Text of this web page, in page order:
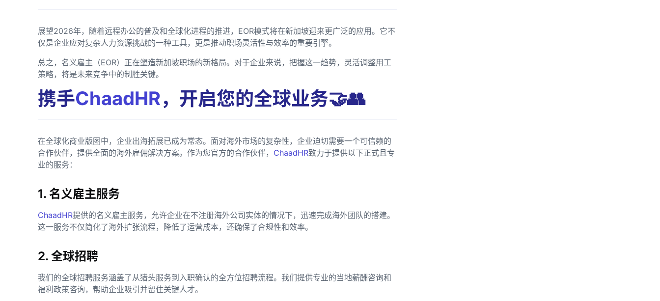
展望2026年，随着远程办公的普及和全球化进程的推进，EOR模式将在新加坡迎来更广泛的应用。它不
仅是企业应对复杂人力资源挑战的一种工具，更是推动职场灵活性与效率的重要引擎。
总之，名义雇主（EOR）正在塑造新加坡职场的新格局。对于企业来说，把握这一趋势，灵活调整用工
策略，将是未来竞争中的制胜关键。
携手ChaadHR，开启您的全球业务🤝👥
在全球化商业版图中，企业出海拓展已成为常态。面对海外市场的复杂性，企业迫切需要一个可信赖的
合作伙伴，提供全面的海外雇佣解决方案。作为您官方的合作伙伴， ChaadHR致力于提供以下正式且专
业的服务：
1. 名义雇主服务
ChaadHR提供的名义雇主服务，允许企业在不注册海外公司实体的情况下，迅速完成海外团队的搭建。
这一服务不仅简化了海外扩张流程，降低了运营成本，还确保了合规性和效率。
2. 全球招聘
我们的全球招聘服务涵盖了从猎头服务到入职确认的全方位招聘流程。我们提供专业的当地薪酬咨询和
福利政策咨询，帮助企业吸引并留住关键人才。